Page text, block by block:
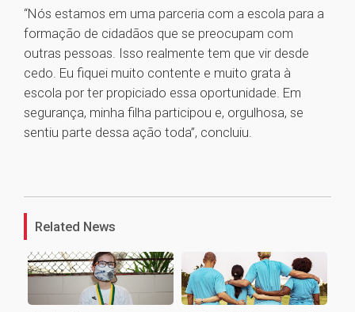
“Nós estamos em uma parceria com a escola para a
formação de cidadãos que se preocupam com
outras pessoas. Isso realmente tem que vir desde
cedo. Eu fiquei muito contente e muito grata à
escola por ter propiciado essa oportunidade. Em
segurança, minha filha participou e, orgulhosa, se
sentiu parte dessa ação toda”, concluiu.
Related News